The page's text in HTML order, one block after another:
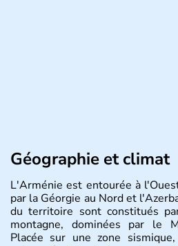
Géographie et climat
L'Arménie est entourée à
par la Géorgie au Nord et
du territoire sont constitués
montagne, dominées par le
Placée sur une zone